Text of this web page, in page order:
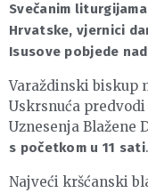
Svečanim
Hrvatske, vjernici
Isusove pobjede
Varaždinski biskup
Uskrsnuća
Uznesenja Blažene
s početkom u 11 sati.
Najveći kršćanski